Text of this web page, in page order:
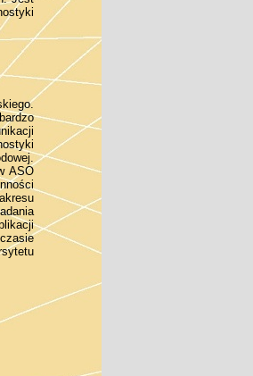
ASO